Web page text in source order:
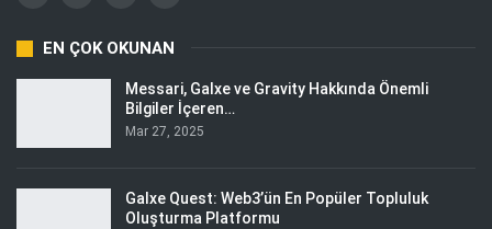
EN ÇOK OKUNAN
Messari, Galxe ve Gravity Hakkında Önemli
Bilgiler İçeren…
Mar 27, 2025
Galxe Quest: Web3’ün En Popüler Topluluk
Oluşturma Platformu